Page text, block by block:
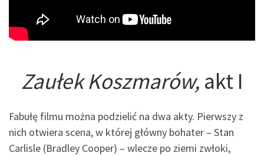
Zaułek Koszmarów, akt I
Fabułę filmu można podzielić na dwa akty. Pierwszy z
nich otwiera scena, w której główny bohater – Stan
Carlisle (Bradley Cooper) – wlecze po ziemi zwłoki,